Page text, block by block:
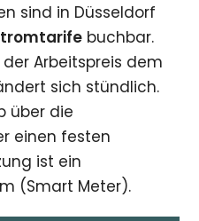
sind in Düsseldorf
buchbar.
Arbeitspreis dem
sich stündlich.
über die
einen festen
ist ein
(Smart Meter).